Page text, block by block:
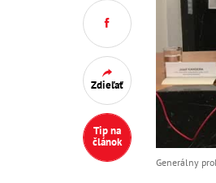
Zdieľať
Tip na
článok
Generálny